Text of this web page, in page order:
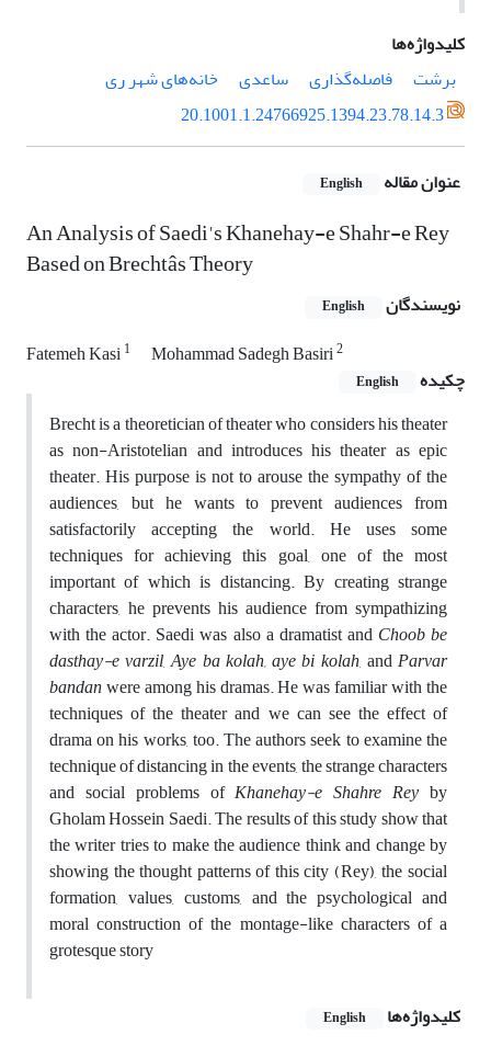
کلیدواژه‌ها
برشت
فاصله‌گذاری ساعدی
خانه‌های شهر ری
20.1001.1.24766925.1394.23.78.14.3
عنوان مقاله English
An Analysis of Saedi's Khanehay-e Shahr-e Rey
Based on Brechtâs Theory
نویسندگان English
Fatemeh Kasi1 Mohammad Sadegh Basiri2
چکیده English
Brecht is a theoretician of theater who considers his theater
as non-Aristotelian and introduces his theater as epic
theater. His purpose is not to arouse the sympathy of the
audiences, but he wants to prevent audiences from
satisfactorily accepting the world. He uses some
techniques for achieving this goal, one of the most
important of which is distancing. By creating strange
characters, he prevents his audience from sympathizing
with the actor. Saedi was also a dramatist and Choob be
dasthay-e varzil,Aye ba kolah, aye bi kolah, andParvar
bandanwere among his dramas. He was familiar with the
techniques of the theater and we can see the effect of
drama on his works, too. The authors seek to examine the
technique of distancing in the events, the strange characters
and social problems ofKhanehay-e Shahre Rey by
Gholam Hossein Saedi. The results of this study show that
the writer tries to make the audience think and change by
showing the thought patterns of this city (Rey), the social
formation, values, customs, and the psychological and
moral construction of the montage-like characters of a
grotesque story
کلیدواژه‌ها
English